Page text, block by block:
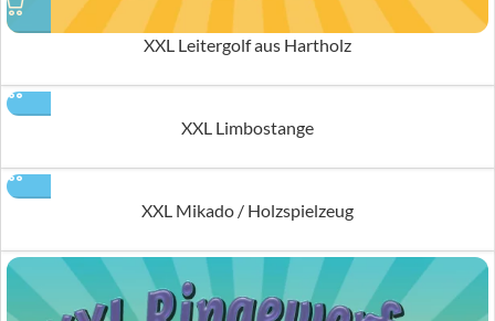
XXL Leitergolf aus Hartholz
XXL Limbostange
XXL Mikado / Holzspielzeug